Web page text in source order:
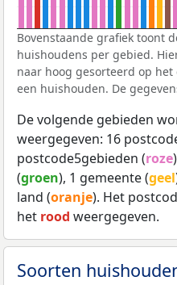
Bovenstaande grafiek toont
huishoudens per gebied.
naar hoog gesorteerd op
een huishouden. De
De volgende gebieden
weergegeven: 16
postcode5gebieden (roze
(groen), 1 gemeente (geel
land (oranje). Het
het rood weergegeven.
Soorten